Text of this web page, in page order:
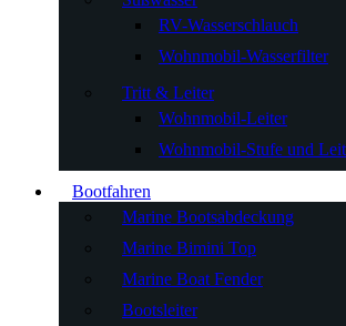
RV-Wasserschlauch
Wohnmobil-Wasserfilter
Tritt & Leiter
Wohnmobil-Leiter
Wohnmobil-Stufe und
Bootfahren
Marine Bootsabdeckung
Marine Bimini Top
Marine Boat Fender
Bootsleiter